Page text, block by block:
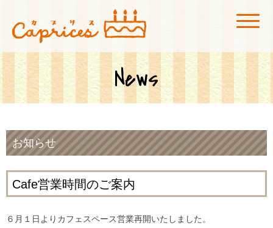
菓子工房カプリス
広島市安佐北区にある玖村駅付近のケーキ屋「菓子工房カプリス」です。店
内にカフェスペースも併設、真っ赤な看板が目印です！
News
お知らせ
Cafe営業時間のご案内
６月１日よりカフェスペース営業再開いたしました。